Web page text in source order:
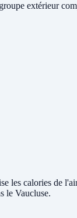
extérieur
les calories de
le Vaucluse.